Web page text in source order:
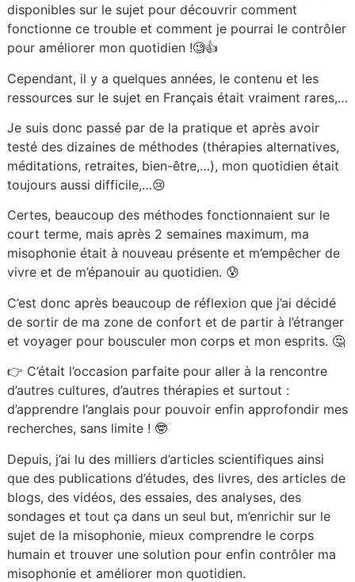
disponibles sur le sujet pour découvrir comment
fonctionne ce trouble et comment je pourrai le contrôler
pour améliorer mon quotidien !🧐👍
Cependant, il y a quelques années, le contenu et les
ressources sur le sujet en Français était vraiment rares,…
Je suis donc passé par de la pratique et après avoir
testé des dizaines de méthodes (thérapies alternatives,
méditations, retraites, bien-être,…), mon quotidien était
toujours aussi difficile,…😢
Certes, beaucoup des méthodes fonctionnaient sur le
court terme, mais après 2 semaines maximum, ma
misophonie était à nouveau présente et m’empêcher de
vivre et de m’épanouir au quotidien. 😰
C’est donc après beaucoup de réflexion que j’ai décidé
de sortir de ma zone de confort et de partir à l’étranger
et voyager pour bousculer mon corps et mon esprits. 🤔
👉 C’était l’occasion parfaite pour aller à la rencontre
d’autres cultures, d’autres thérapies et surtout :
d’apprendre l’anglais pour pouvoir enfin approfondir mes
recherches, sans limite ! 🤓
Depuis, j’ai lu des milliers d’articles scientifiques ainsi
que des publications d’études, des livres, des articles de
blogs, des vidéos, des essaies, des analyses, des
sondages et tout ça dans un seul but, m’enrichir sur le
sujet de la misophonie, mieux comprendre le corps
humain et trouver une solution pour enfin contrôler ma
misophonie et améliorer mon quotidien.